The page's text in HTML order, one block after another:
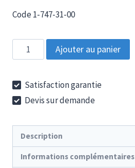
Code 1-747-31-00
quantité
de
30
V
Ajouter au panier
Satisfaction garantie
Devis sur demande
Description
Informations complémentaires